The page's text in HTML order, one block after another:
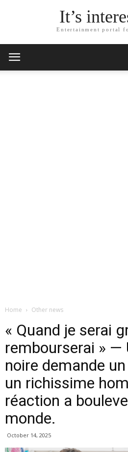
It’s
Entertainment portal
Home Other news
« Quand je serai
rembourserai » —
noire demande
un richissime
réaction a
monde.
October 14, 2025